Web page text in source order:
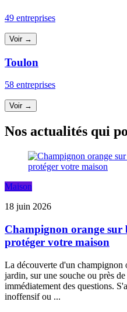
49 entreprises
Voir →
Toulon
58 entreprises
Voir →
Nos actualités qui
Maison
18 juin 2026
Champignon orange
protéger votre maison
La découverte d'un champignon
jardin, sur une souche ou près
immédiatement des questions.
inoffensif ou ...